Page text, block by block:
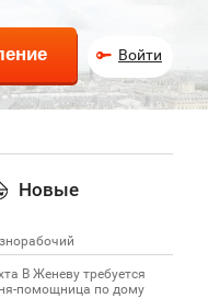
Войти
Новые
В Женеву требуется
помощница по дому